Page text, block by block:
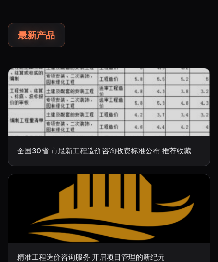
最新产品
全国30省 市最新工程造价咨询收费标准公布 推荐收藏
精准工程造价咨询服务 开启项目管理的新纪元